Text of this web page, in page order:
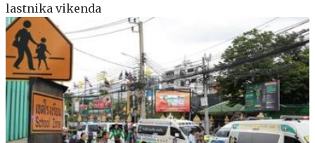
lastnika vikenda